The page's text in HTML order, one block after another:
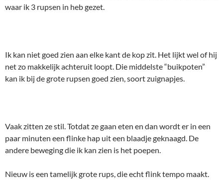
waar ik 3 rupsen in heb gezet.
Ik kan niet goed zien aan elke kant de kop zit. Het lijkt wel of hij
net zo makkelijk achteruit loopt. Die middelste “buikpoten”
kan ik bij de grote rupsen goed zien, soort zuignapjes.
Vaak zitten ze stil. Totdat ze gaan eten en dan wordt er in een
paar minuten een flinke hap uit een blaadje geknaagd. De
andere beweging die ik kan zien is het poepen.
Nieuw is een tamelijk grote rups, die echt flink tempo maakt.